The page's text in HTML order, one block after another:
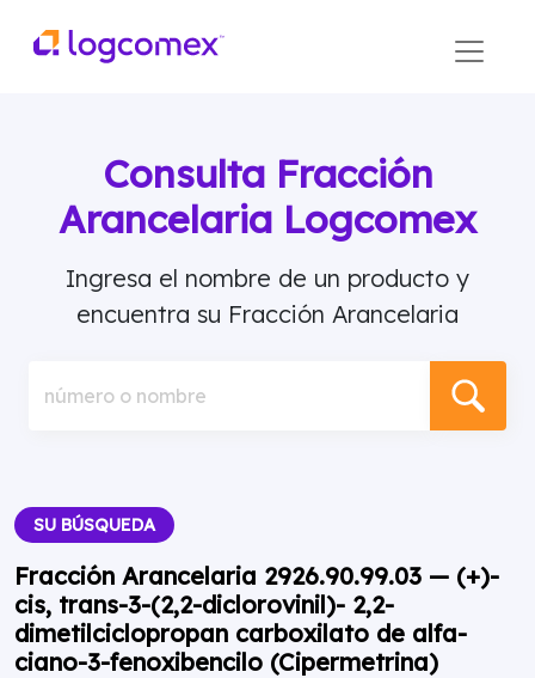
Consulta Fracción
Arancelaria Logcomex
Ingresa el nombre de un producto y
encuentra su Fracción Arancelaria
número o nombre
SU BÚSQUEDA
Fracción Arancelaria 2926.90.99.03 — (+)-
cis, trans-3-(2,2-diclorovinil)- 2,2-
dimetilciclopropan carboxilato de alfa-
ciano-3-fenoxibencilo (Cipermetrina)